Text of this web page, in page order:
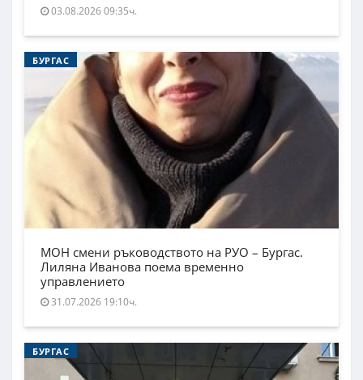
03.08.2026 09:35ч.
БУРГАС
МОН смени ръководството на РУО – Бургас.
Лиляна Иванова поема временно
управлението
31.07.2026 19:10ч.
БУРГАС